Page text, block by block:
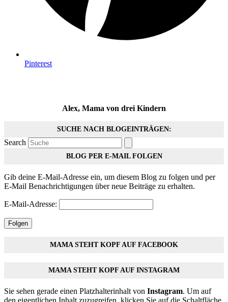
Pinterest
Alex, Mama von drei Kindern
SUCHE NACH BLOGEINTRÄGEN:
Search
BLOG PER E-MAIL FOLGEN
Gib deine E-Mail-Adresse ein, um diesem Blog zu folgen und per
E-Mail Benachrichtigungen über neue Beiträge zu erhalten.
E-Mail-Adresse:
Folgen
MAMA STEHT KOPF AUF FACEBOOK
MAMA STEHT KOPF AUF INSTAGRAM
Sie sehen gerade einen Platzhalterinhalt von Instagram. Um auf
den eigentlichen Inhalt zuzugreifen, klicken Sie auf die Schaltfläche